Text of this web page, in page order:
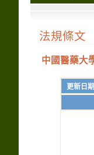
法規條文
中國醫藥大
更新日期